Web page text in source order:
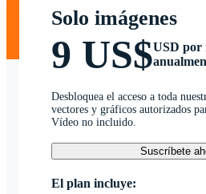
Solo imágenes
9 US$USD por
Desbloquea el acceso a toda
vectores y gráficos autorizados
Vídeo no incluido.
Suscríbete
El plan incluye: